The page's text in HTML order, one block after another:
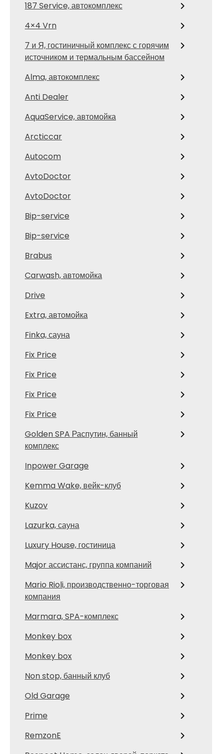
187 Service, автокомплекс
4×4 Vrn
7 и Я, гостиничный комплекс с горячим
источником и термальным бассейном
Alma, автокомплекс
Anti Dealer
AquaService, автомойка
Arcticcar
Autocom
AvtoDoctor
AvtoDoctor
Bip-service
Bip-service
Brabus
Carwash, автомойка
Drive
Extra, автомойка
Finka, сауна
Fix Price
Fix Price
Fix Price
Fix Price
Golden SPA Распутин, банный
комплекс
Inpower Garage
Kemma Wake, вейк-клуб
Kuzov
Lazurka, сауна
Luxury House, гостиница
Major ассистанс, группа компаний
Mario Rioli, производственно-торговая
компания
Marmara, SPA-комплекс
Monkey box
Monkey box
Non stop, банный клуб
Old Garage
Prime
RemzonE